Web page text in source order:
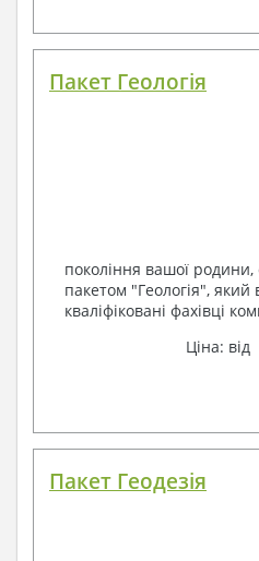
Пакет Геологія
покоління вашої родини,
пакетом "Геологія",
кваліфіковані фахівці
Ціна: від
Пакет Геодезія